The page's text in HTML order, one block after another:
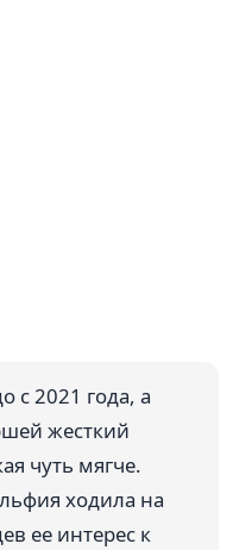
с 2021 года, а
жесткий
чуть мягче.
ходила на
ее интерес к